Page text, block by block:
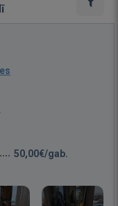
50,00€/gab.